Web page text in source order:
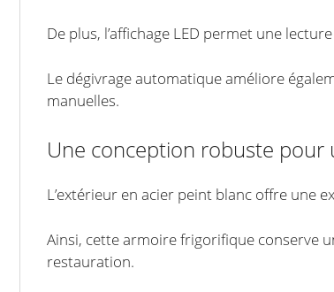
De plus, l’affichage LED permet une
Le dégivrage automatique améliore
manuelles.
Une conception robuste pour
L’extérieur en acier peint blanc offre une
Ainsi, cette armoire frigorifique conserve
restauration.